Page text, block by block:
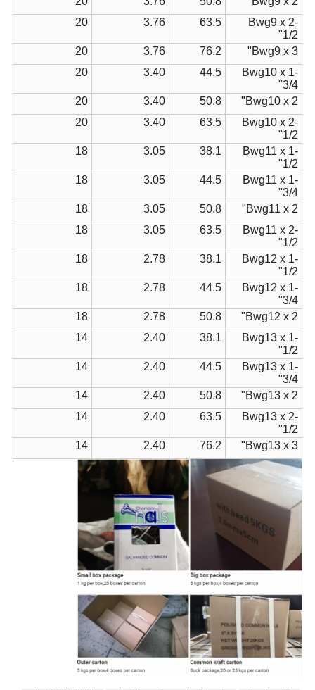
Bwg9 x 2-
1/2"
63.5
3.76
20
Bwg9 x 3"
76.2
3.76
20
Bwg10 x 1-
3/4"
44.5
3.40
20
Bwg10 x 2"
50.8
3.40
20
Bwg10 x 2-
1/2"
63.5
3.40
20
Bwg11 x 1-
1/2"
38.1
3.05
18
Bwg11 x 1-
3/4"
44.5
3.05
18
Bwg11 x 2"
50.8
3.05
18
Bwg11 x 2-
1/2"
63.5
3.05
18
Bwg12 x 1-
1/2"
38.1
2.78
18
Bwg12 x 1-
3/4"
44.5
2.78
18
Bwg12 x 2"
50.8
2.78
18
Bwg13 x 1-
1/2"
38.1
2.40
14
Bwg13 x 1-
3/4"
44.5
2.40
14
Bwg13 x 2"
50.8
2.40
14
Bwg13 x 2-
1/2"
63.5
2.40
14
Bwg13 x 3"
76.2
2.40
14